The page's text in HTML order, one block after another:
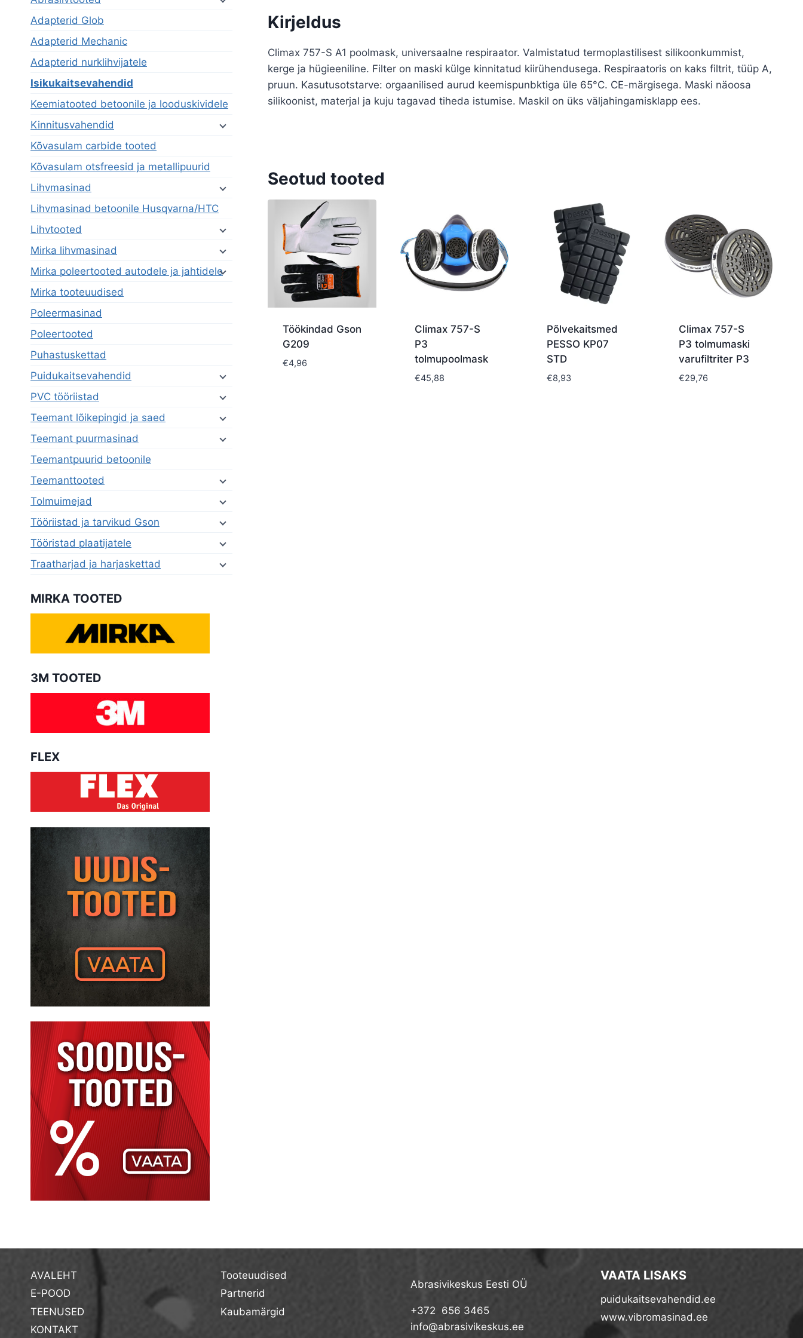
Kirjeldus
Climax 757-S A1 poolmask, universaalne respiraator. Valmistatud termoplastilisest silikoonkummist,
kerge ja hügieeniline. Filter on maski külge kinnitatud kiirühendusega. Respiraatoris on kaks filtrit, tüüp A,
pruun. Kasutusotstarve: orgaanilised aurud keemispunbktiga üle 65°C. CE-märgisega. Maski näoosa
silikoonist, materjal ja kuju tagavad tiheda istumise. Maskil on üks väljahingamisklapp ees.
Seotud tooted
Töökindad Gson
G209
€4,96
Climax 757-S
P3
tolmupoolmask
€45,88
Põlvekaitsmed
PESSO KP07
STD
€8,93
Climax 757-S
P3 tolmumaski
varufiltriter P3
€29,76
Adapterid Glob
Adapterid Mechanic
Adapterid nurklihvijatele
Isikukaitsevahendid
Keemiatooted betoonile ja looduskividele
Kinnitusvahendid
Kõvasulam carbide tooted
Kõvasulam otsfreesid ja metallipuurid
Lihvmasinad
Lihvmasinad betoonile Husqvarna/HTC
Lihvtooted
Mirka lihvmasinad
Mirka poleertooted autodele ja jahtidele
Mirka tooteuudised
Poleermasinad
Poleertooted
Puhastuskettad
Puidukaitsevahendid
PVC tööriistad
Teemant lõikepingid ja saed
Teemant puurmasinad
Teemantpuurid betoonile
Teemanttooted
Tolmuimejad
Tööriistad ja tarvikud Gson
Tööristad plaatijatele
Traatharjad ja harjaskettad
MIRKA TOOTED
3M TOOTED
FLEX
AVALEHT
E-POOD
TEENUSED
KONTAKT
Tooteuudised
Partnerid
Kaubamärgid
Abrasivikeskus Eesti OÜ
+372 656 3465
info@abrasivikeskus.ee
VAATA LISAKS
puidukaitsevahendid.ee
www.vibromasinad.ee